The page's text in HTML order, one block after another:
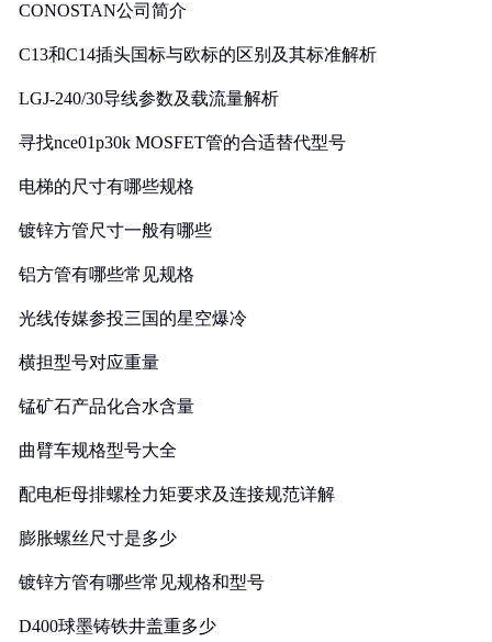
CONOSTAN公司简介
C13和C14插头国标与欧标的区别及其标准解析
LGJ-240/30导线参数及载流量解析
寻找nce01p30k MOSFET管的合适替代型号
电梯的尺寸有哪些规格
镀锌方管尺寸一般有哪些
铝方管有哪些常见规格
光线传媒参投三国的星空爆冷
横担型号对应重量
锰矿石产品化合水含量
曲臂车规格型号大全
配电柜母排螺栓力矩要求及连接规范详解
膨胀螺丝尺寸是多少
镀锌方管有哪些常见规格和型号
D400球墨铸铁井盖重多少